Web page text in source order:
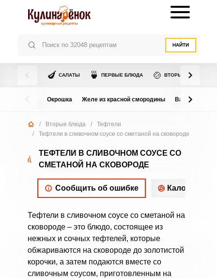
НАЙТИ
🍆 САЛАТЫ 🍵 ПЕРВЫЕ БЛЮДА 🍲 ВТОРЫЕ БЛЮДА
Окрошка Желе из красной смородины Варенье из
/ Вторые блюда /
Тефтели
/
Тефтели в сливочном соусе со сметаной на сковороде
ТЕФТЕЛИ В СЛИВОЧНОМ СОУСЕ СО
СМЕТАНОЙ НА СКОВОРОДЕ
Сообщить об ошибке
Тефтели в сливочном соусе со сметаной на
сковороде – это блюдо, состоящее из
нежных и сочных тефтелей, которые
обжариваются на сковороде до золотистой
корочки, а затем подаются вместе со
сливочным соусом, приготовленным на